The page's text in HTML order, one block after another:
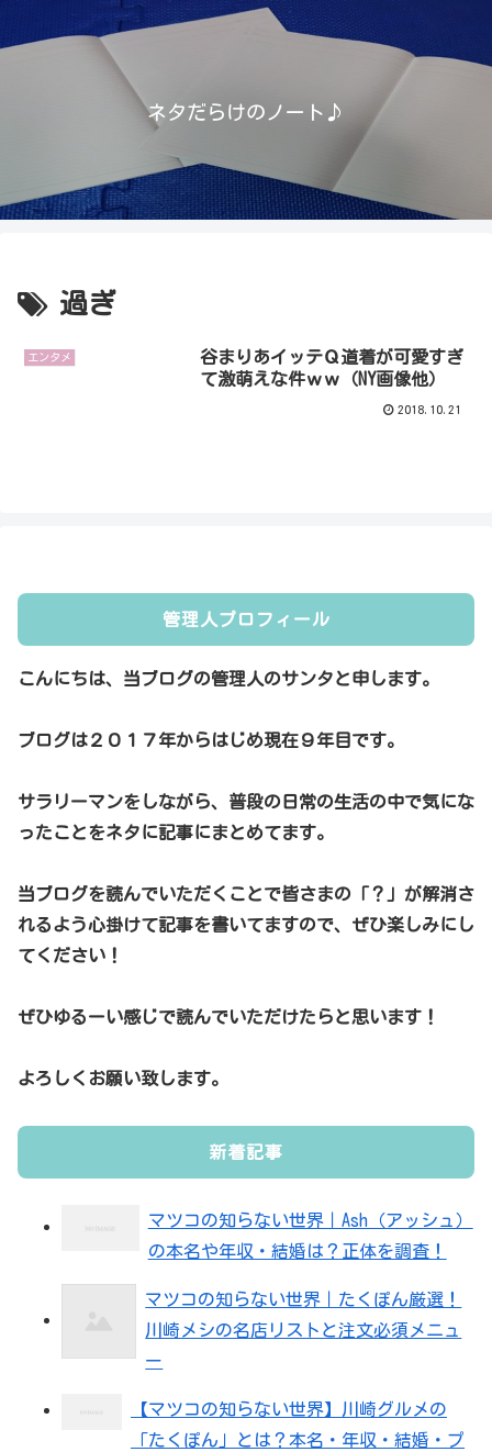
ネタだらけのノート♪
過ぎ
エンタメ
谷まりあイッテＱ道着が可愛すぎ
て激萌えな件ｗｗ（NY画像他）
2018.10.21
管理人プロフィール
こんにちは、当ブログの管理人のサンタと申します。
ブログは２０１７年からはじめ現在９年目です。
サラリーマンをしながら、普段の日常の生活の中で気にな
ったことをネタに記事にまとめてます。
当ブログを読んでいただくことで皆さまの「？」が解消さ
れるよう心掛けて記事を書いてますので、ぜひ楽しみにし
てください！
ぜひゆるーい感じで読んでいただけたらと思います！
よろしくお願い致します。
新着記事
マツコの知らない世界｜Ash（アッシュ）
の本名や年収・結婚は？正体を調査！
マツコの知らない世界｜たくぽん厳選！
川崎メシの名店リストと注文必須メニュ
ー
【マツコの知らない世界】川崎グルメの
「たくぽん」とは？本名・年収・結婚・プ